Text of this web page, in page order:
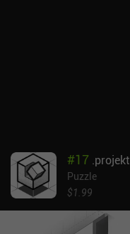
#17 .projekt
Puzzle
$1.99